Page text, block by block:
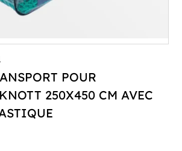
POUR
250X450 CM AVEC